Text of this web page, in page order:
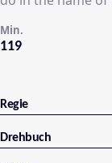
119
Min.
Regie
Drehbuch